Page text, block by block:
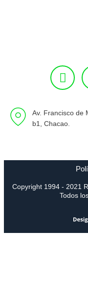
Av. Francisco de
b1, Chacao.
Copyright 1994 - 2021
Todos